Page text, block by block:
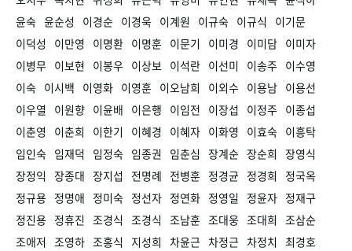
윤숙 윤순성 이경순 이경욱 이계원 이규숙 이규식
이기문
이덕성
이만영 이명환 이명훈 이문기 이미경 이미담 이미자
이병무 이보현 이봉우 이상보 이석란 이선미 이송주 이수영
이숙 이시백 이영화 이영훈 이오남희 이외수 이용남 이용선
이우열
이원향 이윤배 이은행 이임전 이장섭 이정주 이종섭
이춘영
이춘희 이한기 이혜경 이혜자 이화영 이효숙 이흥탁
임인숙 임재덕 임정숙 임종권 임춘심 장계순 장순희 장영식
장정익 장종대 장지섭 전명례 전병훈 정경균 정경희
정국옥
정규용 정명애 정미숙 정선자 정연화 정영일 정윤자 정재구
정진용 정휴진 조경식 조경식 조남훈 조대웅 조대희 조삼순
조애저 조영하 조홍식 지성희 차윤근 차정근 차정치 최경호